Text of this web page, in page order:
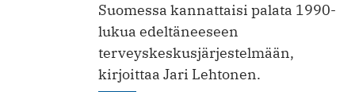
Suomessa kannattaisi palata 1990-
lukua edeltäneeseen
terveyskeskusjärjestelmään,
kirjoittaa Jari Lehtonen.